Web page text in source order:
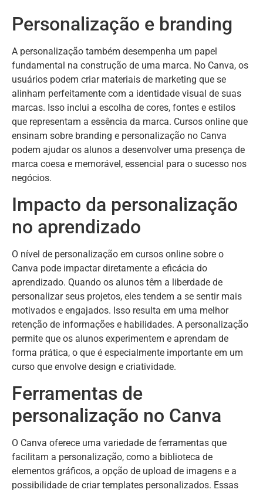
Personalização e branding
A personalização também desempenha um papel
fundamental na construção de uma marca. No Canva, os
usuários podem criar materiais de marketing que se
alinham perfeitamente com a identidade visual de suas
marcas. Isso inclui a escolha de cores, fontes e estilos
que representam a essência da marca. Cursos online que
ensinam sobre branding e personalização no Canva
podem ajudar os alunos a desenvolver uma presença de
marca coesa e memorável, essencial para o sucesso nos
negócios.
Impacto da personalização
no aprendizado
O nível de personalização em cursos online sobre o
Canva pode impactar diretamente a eficácia do
aprendizado. Quando os alunos têm a liberdade de
personalizar seus projetos, eles tendem a se sentir mais
motivados e engajados. Isso resulta em uma melhor
retenção de informações e habilidades. A personalização
permite que os alunos experimentem e aprendam de
forma prática, o que é especialmente importante em um
curso que envolve design e criatividade.
Ferramentas de
personalização no Canva
O Canva oferece uma variedade de ferramentas que
facilitam a personalização, como a biblioteca de
elementos gráficos, a opção de upload de imagens e a
possibilidade de criar templates personalizados. Essas